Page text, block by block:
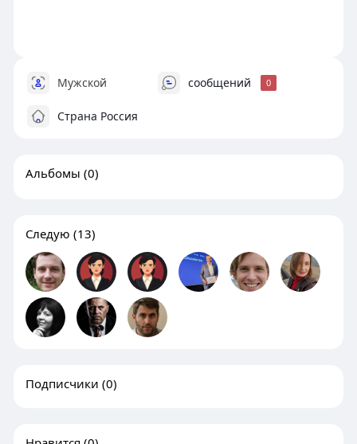
Мужской сообщений 0
Страна Россия
Альбомы (0)
Следую (13)
Подписчики (0)